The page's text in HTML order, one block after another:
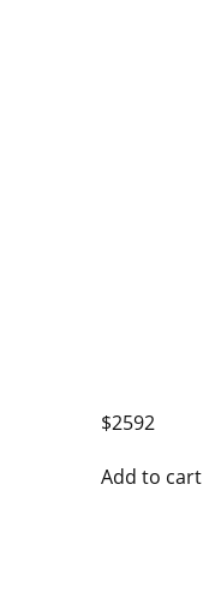
$2592
Add to cart